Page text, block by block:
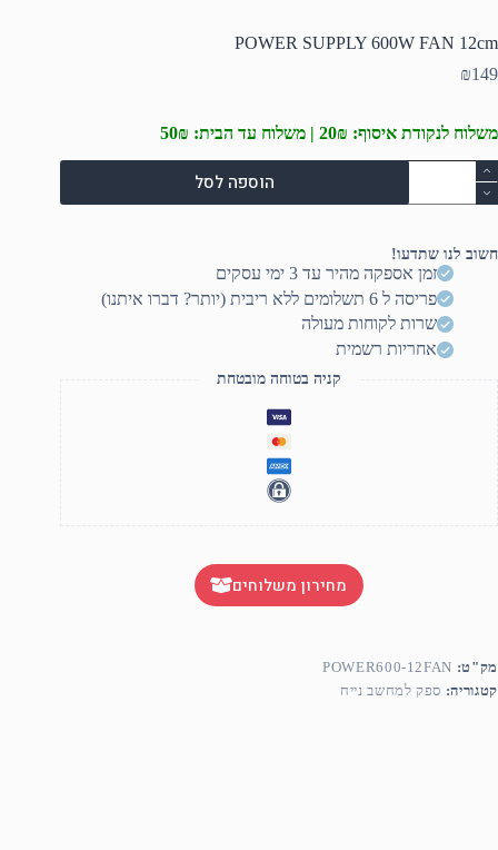
POWER SUPPLY 600W FAN 12cm
₪149
משלוח לנקודת איסוף: 20₪ | משלוח עד הבית: 50₪
כמות
של
POWER
FAN
הוספה לסל
חשוב לנו שתדעו!
זמן אספקה מהיר עד 3 ימי עסקים
פריסה ל 6 תשלומים ללא ריבית (יותר? דברו איתנו)
שרות לקוחות מעולה
אחריות רשמית
קניה בטוחה מובטחת
מחירון משלוחים
מק"ט: POWER600-12FAN
קטגוריה: ספק למחשב נייח